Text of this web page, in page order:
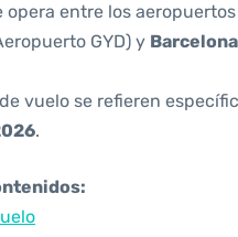
entre los
GYD) y Barcelona
vuelo se refieren
.